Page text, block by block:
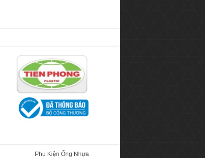
Phụ Kiện Ống Nhựa